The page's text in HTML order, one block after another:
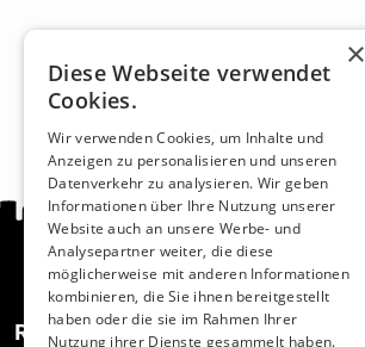
Recht und Ordnung
×
Diese Webseite verwendet
Cookies.
Wir verwenden Cookies, um Inhalte und
Anzeigen zu personalisieren und unseren
Datenverkehr zu analysieren. Wir geben
Informationen über Ihre Nutzung unserer
Website auch an unsere Werbe- und
Analysepartner weiter, die diese
möglicherweise mit anderen Informationen
kombinieren, die Sie ihnen bereitgestellt
haben oder die sie im Rahmen Ihrer
Nutzung ihrer Dienste gesammelt haben.